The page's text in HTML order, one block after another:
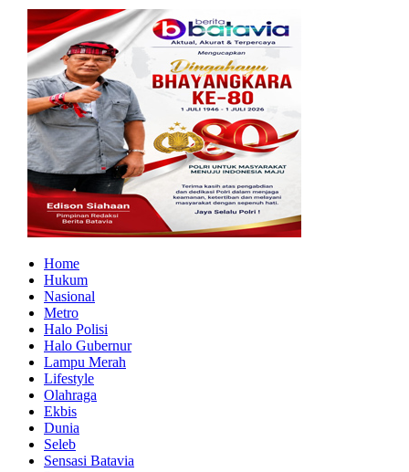
Home
Hukum
Nasional
Metro
Halo Polisi
Halo Gubernur
Lampu Merah
Lifestyle
Olahraga
Ekbis
Dunia
Seleb
Sensasi Batavia